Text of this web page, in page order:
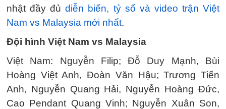
nhật đầy đủdiễn biến, tỷ số và video trận Việt
Nam vs Malaysia mới nhất.
Đội hình Việt Nam vs Malaysia
Việt Nam: Nguyễn Filip; Đỗ Duy Mạnh, Bùi
Hoàng Việt Anh, Đoàn Văn Hậu; Trương Tiến
Anh, Nguyễn Quang Hải, Nguyễn Hoàng Đức,
Cao Pendant Quang Vinh; Nguyễn Xuân Son,